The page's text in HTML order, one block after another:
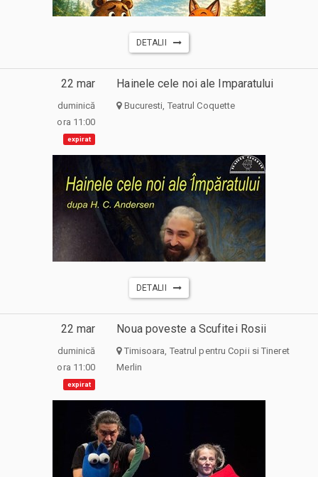
DETALII
22 mar
duminică
ora 11:00
expirat
Hainele cele noi ale Imparatului
Bucuresti, Teatrul Coquette
DETALII
22 mar
duminică
ora 11:00
expirat
Noua poveste a Scufitei Rosii
Timisoara, Teatrul pentru Copii si Tineret
Merlin